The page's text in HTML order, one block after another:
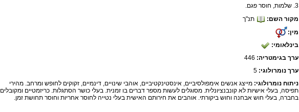
3. שלמות, חוסר פגם.
מקור השם:
תנ"ך
מין:
בינלאומי:
ערך בגימטריה:
ערך נומרולוגי: 5
ניתוח נומרולוגי: מייצג אנשים אימפולסיביים, אינסטינקטיביים, אוהבי שינויים, דינמיים, זקוקים לחופש ומרחב. מהירי
תפיסה, בעלי אישיות לא קונבנציונלית. מסוגלים לעשות מספר דברים בו זמנית. בעלי כושר הסתגלות. כריזמטיים ומקובלים
בחברה, בעלי חוש אבחנה וחוש ביקורתי. אוהבים את חירותם האישית בעלי נטייה לחוסר אחריות וחוסר תחושת זמן.